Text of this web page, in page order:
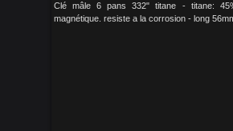
Clé mâle 6 pans 332" titane - titane:
magnétique. resiste a la corrosion - long